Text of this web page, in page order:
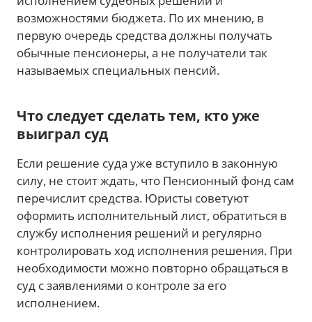
возможностями бюджета. По их мнению, в
первую очередь средства должны получать
обычные пенсионеры, а не получатели так
называемых специальных пенсий.
Что следует сделать тем, кто уже
выиграл суд
Если решение суда уже вступило в законную
силу, не стоит ждать, что Пенсионный фонд сам
перечислит средства. Юристы советуют
оформить исполнительный лист, обратиться в
службу исполнения решений и регулярно
контролировать ход исполнения решения. При
необходимости можно повторно обращаться в
суд с заявлениями о контроле за его
исполнением.